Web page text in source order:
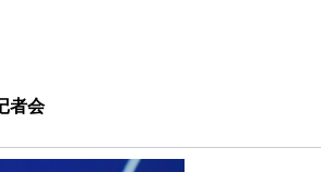
者会